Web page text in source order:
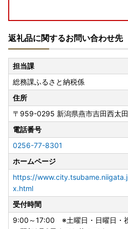
燕市へ応援いただき誠にありがと
皆さまからのお声をいただき、
おります返礼品を随時追加してお
キッチン用品やテーブルウェア等
品をご用意しております。
皆さまの生活を豊かにする魅力的
りますので、ぜひご覧ください！
【2023年9月16日放送の情報番組
気コーナー『ひたすら試してラ
ーメーカー（3杯用）」が総合第1
全自動コーヒーメーカー 3カッ
返礼品に関するお問い合わせ先
担当課
総務課ふるさと納税係
住所
〒959-0295 新潟県燕市吉田西太
電話番号
0256-77-8301
ホームページ
https://
x.html
受付時間
9:00～17:00 ※土曜日・日曜日・